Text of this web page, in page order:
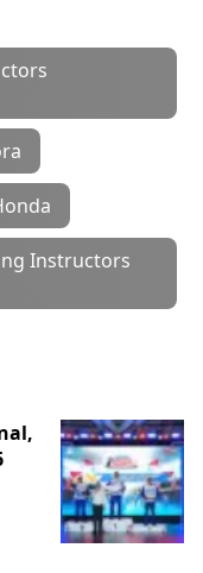
Instructors